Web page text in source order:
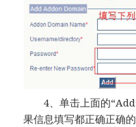
4、单击上面的
果信息填写都正确正确